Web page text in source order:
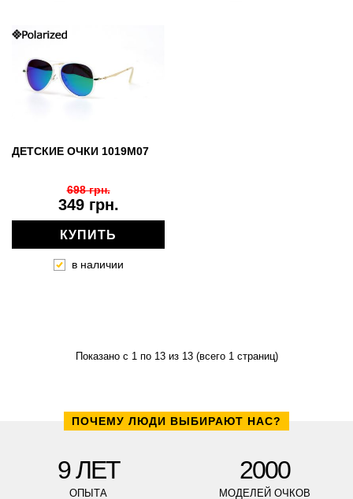
ДЕТСКИЕ ОЧКИ 1019M07
349 грн.
698 грн.
КУПИТЬ
в наличии
Показано с 1 по 13 из 13 (всего 1 страниц)
ПОЧЕМУ ЛЮДИ ВЫБИРАЮТ НАС?
9 ЛЕТ
ОПЫТА
2000
МОДЕЛЕЙ ОЧКОВ